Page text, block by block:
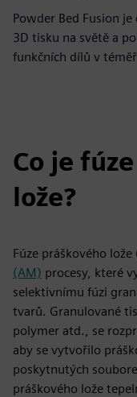
Powder Bed Fusion
3D tisku na světě a
funkčních dílů v
Co je
lože?
Fúze práškového
(AM) procesy, které
selektivnímu fúzi
tvarů. Granulované
polymer atd., se
aby se vytvořilo
poskytnutých
práškového lože